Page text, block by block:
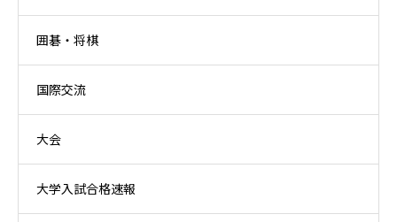
囲碁・将棋
国際交流
大会
大学入試合格速報